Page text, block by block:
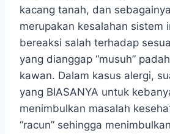
kacang tanah, dan
merupakan kesalahan sistem
bereaksi salah terhadap
yang dianggap “musuh”
kawan. Dalam kasus alergi,
yang BIASANYA untuk
menimbulkan masalah
“racun” sehingga